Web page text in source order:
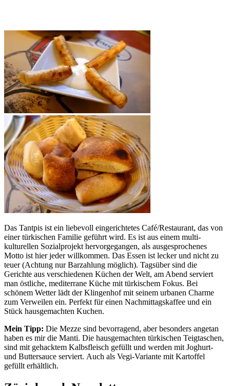
Das Tantpis ist ein liebevoll eingerichtetes Café/Restaurant, das von
einer türkischen Familie geführt wird. Es ist aus einem multi-
kulturellen Sozialprojekt hervorgegangen, als ausgesprochenes
Motto ist hier jeder willkommen. Das Essen ist lecker und nicht zu
teuer (Achtung nur Barzahlung möglich). Tagsüber sind die
Gerichte aus verschiedenen Küchen der Welt, am Abend serviert
man östliche, mediterrane Küche mit türkischem Fokus. Bei
schönem Wetter lädt der Klingenhof mit seinem urbanen Charme
zum Verweilen ein. Perfekt für einen Nachmittagskaffee und ein
Stück hausgemachten Kuchen.
Mein Tipp: Die Mezze sind bevorragend, aber besonders angetan
haben es mir die Manti. Die hausgemachten türkischen Teigtaschen,
sind mit gehacktem Kalbsfleisch gefüllt und werden mit Joghurt-
und Buttersauce serviert. Auch als Vegi-Variante mit Kartoffel
gefüllt erhältlich.